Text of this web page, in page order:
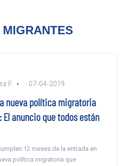
F. 07-04-2019
nueva política migratoria
El anuncio que todos están
12 meses de la entrada en
política migratoria que